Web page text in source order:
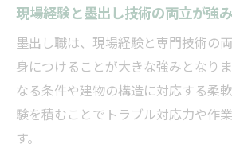
現場経験と墨出し技術の両立が強み
墨出し職は、現場経験と専門技術の
身につけることが大きな強みとなり
なる条件や建物の構造に対応する柔
験を積むことでトラブル対応力や作
す。